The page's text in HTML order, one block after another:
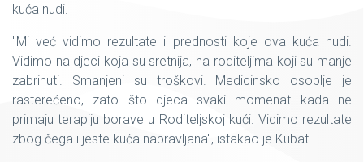
kuća nudi.
"Mi već vidimo rezultate i prednosti koje ova kuća nudi.
Vidimo na djeci koja su sretnija, na roditeljima koji su manje
zabrinuti. Smanjeni su troškovi. Medicinsko osoblje je
rasterećeno, zato što djeca svaki momenat kada ne
primaju terapiju borave u Roditeljskoj kući. Vidimo rezultate
zbog čega i jeste kuća napravljana", istakao je Kubat.